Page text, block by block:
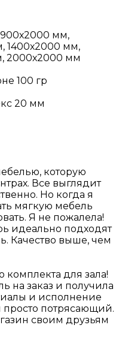
мм,
1400х2000 мм,
2000х2000 мм
100 гр
20 мм
которую
Все выглядит
Но когда я
мягкую мебель
Я не пожалела!
идеально подходят
Качество выше, чем
комплекта для зала!
на заказ и получила
и исполнение
потрясающий.
своим друзьям